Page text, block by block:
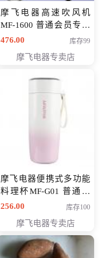
摩飞电器高速吹风机
MF-1600 普通会员专享
价298元
476.00 库存99
摩飞电器专卖店
摩飞电器便携式多功能
料理杯MF-G01 普通会
员专享价格118元
256.00 库存100
摩飞电器专卖店